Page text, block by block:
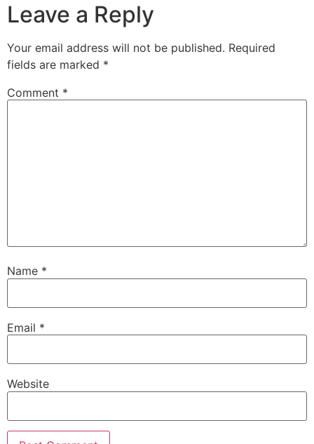
Leave a Reply
Your email address will not be published. Required
fields are marked *
Comment *
Name *
Email *
Website